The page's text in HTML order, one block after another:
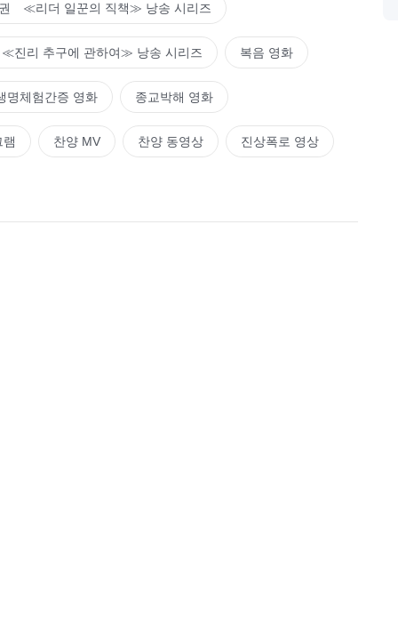
난 절대 그렇게 부르지 않고 ‘저것’이라고 부를 거야. 네
을 보여 줄 거야.” 이런 식으로 말이다. 이것은 무슨 본성
냐? 하나님은 아담이 한 일에 대해 이상한 행동, 반대하
품에는 고집이나 교만이나 독선이 없다. 이 점을 위의
없고 하나님이 어떤 성품을 나타내고 드러냈는지 볼 수
희는 인정하느냐? 아담이 한 일에 대해 하나님은 대놓
으로는 인정했다. 그는 아담이 한 일을 높이 평가하고 칭
해 행한 첫 번째 일로, 하나님을 대신해 행한 일이자 하
보인 일이었고, 하나님이 보기에 좋은 것이었다. 여기에
≪리더 일꾼의 직책≫ 낭송 시리즈
진리 추구에 관하여≫ 낭송 시리즈 복음 영화
명체험간증 영화 종교박해 영화
찬양 MV 찬양 동영상 진상폭로 영상